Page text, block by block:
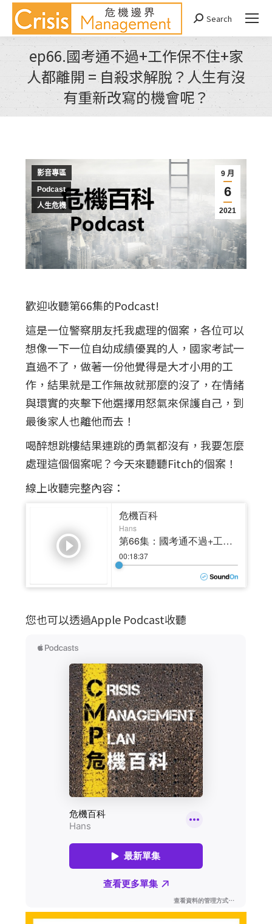
Search:
Search
ep66.國考通不過+工作保不住+家
人都離開 = 自殺求解脫？人生有沒
有重新改寫的機會呢？
You are here:
9 月
6
2021
影音專區
Podcast
人生危機
歡迎收聽第66集的Podcast!
這是一位警察朋友托我處理的個案，各位可以
想像一下一位自幼成績優異的人，國家考試一
直過不了，做著一份他覺得是大才小用的工
作，結果就是工作無故就那麼的沒了，在情緒
與環實的夾擊下他選擇用怒氣來保護自己，到
最後家人也離他而去！
喝醉想跳樓結果連跳的勇氣都沒有，我要怎麼
處理這個個案呢？今天來聽聽Fitch的個案！
線上收聽完整內容：
您也可以透過Apple Podcast收聽